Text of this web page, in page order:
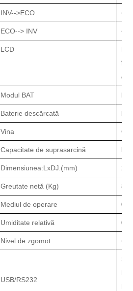
INV-->ECO <4
ECO--> INV
LCD
de
Modul BAT
Baterie descărcată
Vina
Capacitate de suprasarcină
Dimensiunea:LxDJ. (mm)
Greutate netă (Kg) 85
Mediul de operare 0-
Umiditate relativă 0-
Nivel de zgomot
USB/RS232